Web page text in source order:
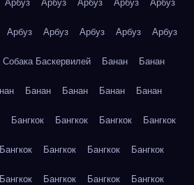
Арбуз Арбуз Арбуз Арбуз Арбуз
Арбуз Арбуз Арбуз Арбуз Арбуз
Баскервилей Банан Банан
Банан Банан Банан Банан
Бангкок Бангкок Бангкок Бангкок
Бангкок Бангкок Бангкок Бангкок
Бангкок Бангкок Бангкок Бангкок